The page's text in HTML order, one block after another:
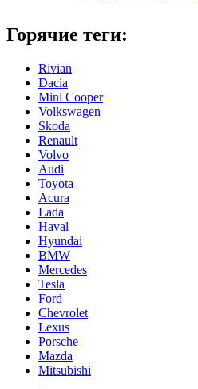
Горячие теги:
Rivian
Dacia
Mini Cooper
Volkswagen
Skoda
Renault
Volvo
Audi
Toyota
Acura
Lada
Haval
Hyundai
BMW
Mercedes
Tesla
Ford
Chevrolet
Lexus
Porsche
Mazda
Mitsubishi